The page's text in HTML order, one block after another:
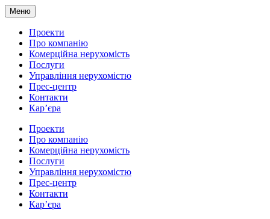
Меню
Проекти
Про компанію
Комерційна нерухомість
Послуги
Управління нерухомістю
Прес-центр
Контакти
Кар’єра
Проекти
Про компанію
Комерційна нерухомість
Послуги
Управління нерухомістю
Прес-центр
Контакти
Кар’єра